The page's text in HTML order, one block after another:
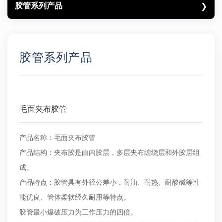
胶管系列产品 ❯
胶管系列产品
毛面夹布胶管
产品名称：毛面夹布胶管
产品结构：夹布胶是由内胶层，多层夹布缠绕层和外胶层组
成。
产品特点：胶管具有外径公差小，耐油、耐热、耐酸碱等性
能优良、管体柔软经久耐用等特点。
胶管最小爆破压力为工作压力的四倍。